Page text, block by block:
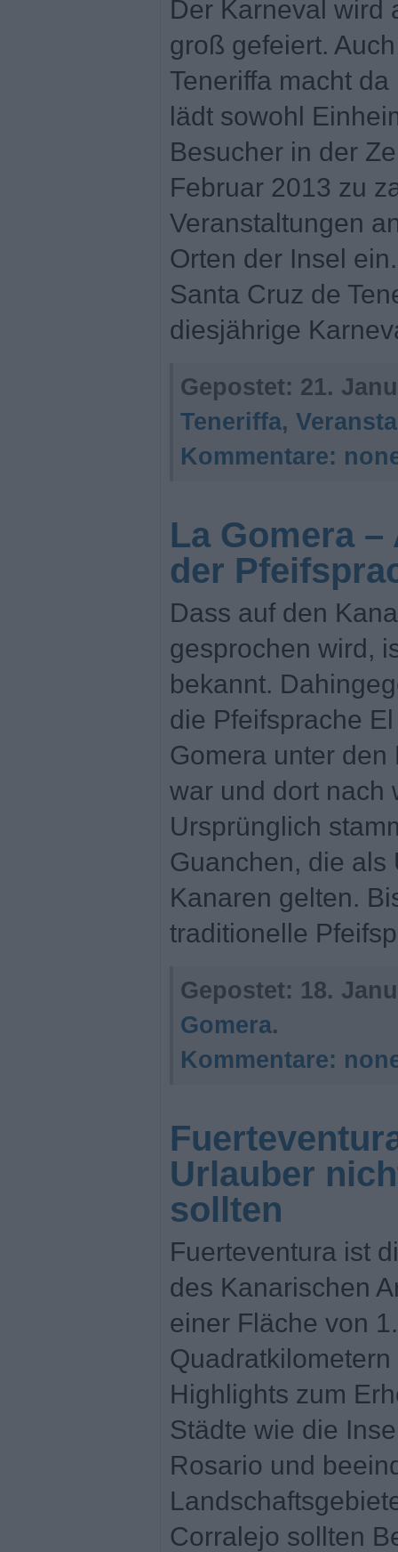
Der Karneval wird
groß gefeiert.
Teneriffa macht
lädt sowohl
Besucher in der
Februar 2013 zu
Veranstaltungen
Orten der Insel
Santa Cruz de
diesjährige
Gepostet: 21.
Teneriffa,
Kommentare:
La Gomera
der
Dass auf den
gesprochen wird,
bekannt.
die Pfeifsprache
Gomera unter
war und dort nach
Ursprünglich
Guanchen, die als
Kanaren gelten.
traditionelle
Gepostet: 18.
Gomera.
Kommentare:
Urlauber
sollten
Fuerteventura ist
des Kanarischen
einer Fläche von
Highlights zum
Städte wie die
Rosario und
Corralejo sollten